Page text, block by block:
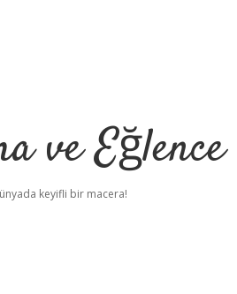
ve Eğlence
keyifli bir macera!